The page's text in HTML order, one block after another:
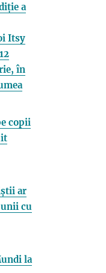
a
Itsy
în
copii
ar
cu
la